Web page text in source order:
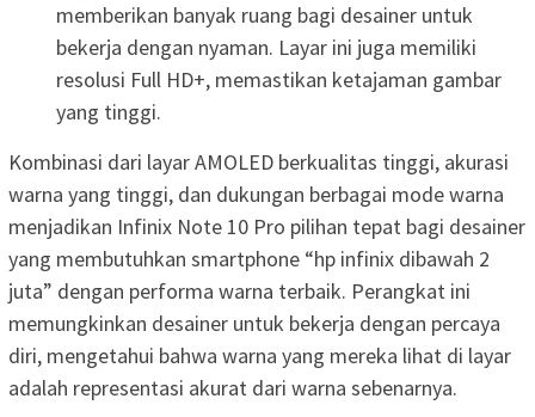
memberikan banyak ruang bagi desainer untuk
bekerja dengan nyaman. Layar ini juga memiliki
resolusi Full HD+, memastikan ketajaman gambar
yang tinggi.
Kombinasi dari layar AMOLED berkualitas tinggi, akurasi
warna yang tinggi, dan dukungan berbagai mode warna
menjadikan Infinix Note 10 Pro pilihan tepat bagi desainer
yang membutuhkan smartphone “hp infinix dibawah 2
juta” dengan performa warna terbaik. Perangkat ini
memungkinkan desainer untuk bekerja dengan percaya
diri, mengetahui bahwa warna yang mereka lihat di layar
adalah representasi akurat dari warna sebenarnya.